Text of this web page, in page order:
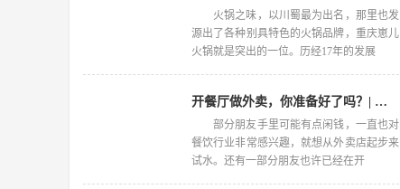
火锅之味，以川蜀最为出名，那里也发
源出了各种别具特色的火锅品牌，重庆崽儿
火锅就是突出的一位。历经17年的发展
开餐厅做外卖，你准备好了吗？| 摩芽炒饭加盟
部分朋友手里可能有点闲钱，一直也对
餐饮行业非常感兴趣，就想从外卖店起步来
试水。还有一部分朋友也许已经在开